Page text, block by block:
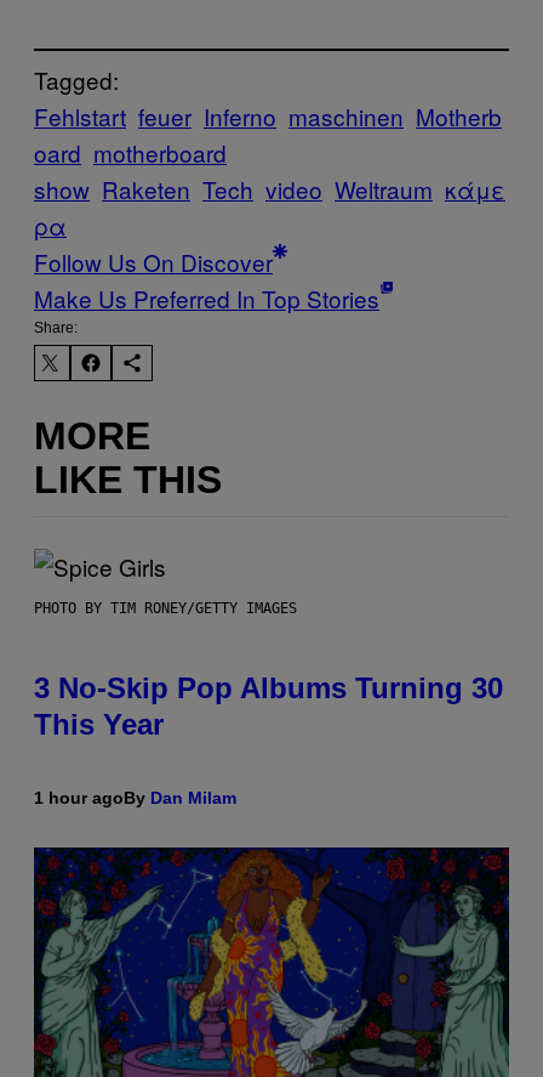
Tagged:
Fehlstart feuer Inferno maschinen Motherb
oard motherboard
show Raketen Tech video Weltraum κάμε
ρα
Follow Us On Discover
Make Us Preferred In Top Stories
Share:
MORE
LIKE THIS
PHOTO BY TIM RONEY/GETTY IMAGES
3 No-Skip Pop Albums Turning 30
This Year
1 hour agoBy Dan Milam